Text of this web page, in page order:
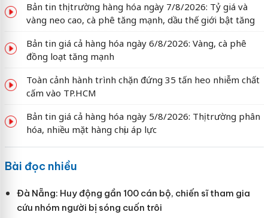
Bản tin thị trường hàng hóa ngày 7/8/2026: Tỷ giá và
vàng neo cao, cà phê tăng mạnh, dầu thế giới bật tăng
Bản tin giá cả hàng hóa ngày 6/8/2026: Vàng, cà phê
đồng loạt tăng mạnh
Toàn cảnh hành trình chặn đứng 35 tấn heo nhiễm chất
cấm vào TP.HCM
Bản tin giá cả hàng hóa ngày 5/8/2026: Thị trường phân
hóa, nhiều mặt hàng chịu áp lực
Bài đọc nhiều
Đà Nẵng: Huy động gần 100 cán bộ, chiến sĩ tham gia
cứu nhóm người bị sóng cuốn trôi